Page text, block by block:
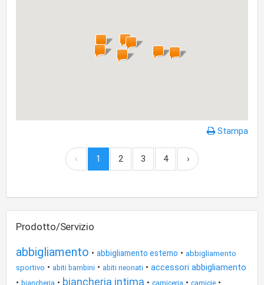
Stampa
‹ 1 2 3 4 ›
Prodotto/Servizio
abbigliamento • abbigliamento esterno • abbigliamento
sportivo • abiti bambini • abiti neonati • accessori abbigliamento
• biancheria • biancheria intima • camiceria • camicie •